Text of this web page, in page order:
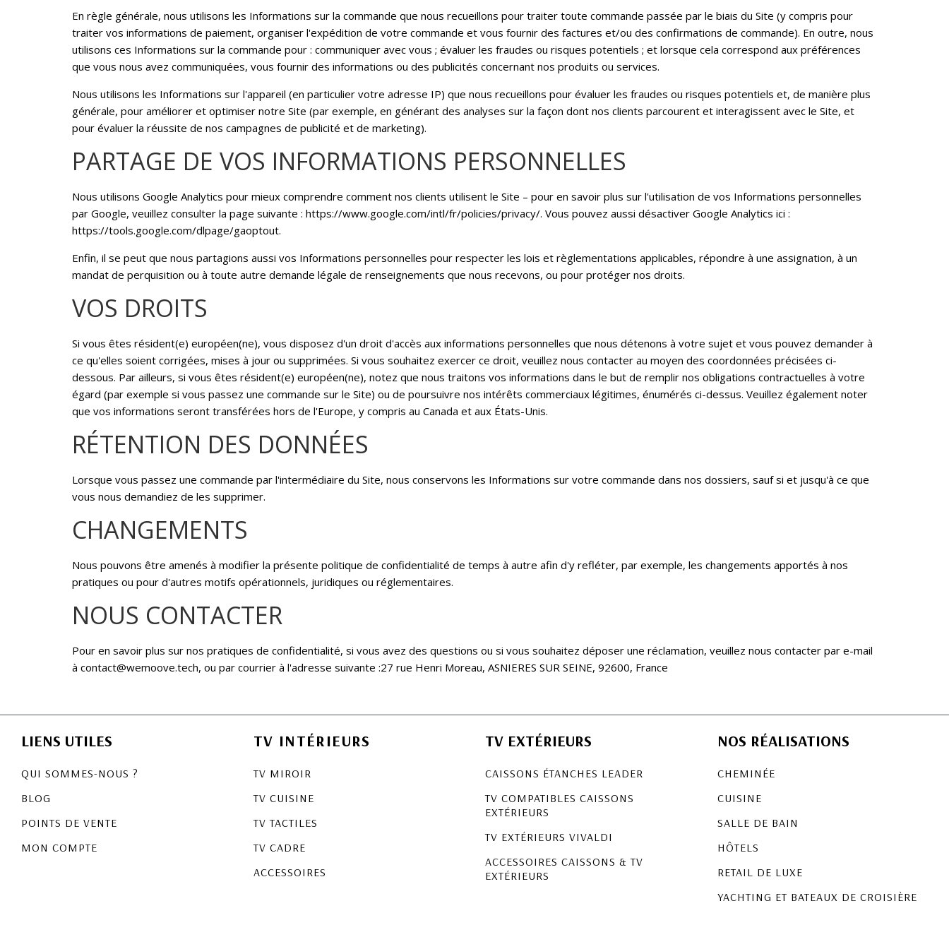
En règle générale, nous utilisons les Informations sur la commande que nous recueillons pour traiter toute commande passée par le biais du Site (y compris pour
traiter vos informations de paiement, organiser l'expédition de votre commande et vous fournir des factures et/ou des confirmations de commande). En outre, nous
utilisons ces Informations sur la commande pour : communiquer avec vous ; évaluer les fraudes ou risques potentiels ; et lorsque cela correspond aux préférences
que vous nous avez communiquées, vous fournir des informations ou des publicités concernant nos produits ou services.
Nous utilisons les Informations sur l'appareil (en particulier votre adresse IP) que nous recueillons pour évaluer les fraudes ou risques potentiels et, de manière plus
générale, pour améliorer et optimiser notre Site (par exemple, en générant des analyses sur la façon dont nos clients parcourent et interagissent avec le Site, et
pour évaluer la réussite de nos campagnes de publicité et de marketing).
PARTAGE DE VOS INFORMATIONS PERSONNELLES
Nous utilisons Google Analytics pour mieux comprendre comment nos clients utilisent le Site – pour en savoir plus sur l'utilisation de vos Informations personnelles
par Google, veuillez consulter la page suivante : https://www.google.com/intl/fr/policies/privacy/. Vous pouvez aussi désactiver Google Analytics ici :
https://tools.google.com/dlpage/gaoptout.
Enfin, il se peut que nous partagions aussi vos Informations personnelles pour respecter les lois et règlementations applicables, répondre à une assignation, à un
mandat de perquisition ou à toute autre demande légale de renseignements que nous recevons, ou pour protéger nos droits.
VOS DROITS
Si vous êtes résident(e) européen(ne), vous disposez d'un droit d'accès aux informations personnelles que nous détenons à votre sujet et vous pouvez demander à
ce qu'elles soient corrigées, mises à jour ou supprimées. Si vous souhaitez exercer ce droit, veuillez nous contacter au moyen des coordonnées précisées ci-
dessous. Par ailleurs, si vous êtes résident(e) européen(ne), notez que nous traitons vos informations dans le but de remplir nos obligations contractuelles à votre
égard (par exemple si vous passez une commande sur le Site) ou de poursuivre nos intérêts commerciaux légitimes, énumérés ci-dessus. Veuillez également noter
que vos informations seront transférées hors de l'Europe, y compris au Canada et aux États-Unis.
RÉTENTION DES DONNÉES
Lorsque vous passez une commande par l'intermédiaire du Site, nous conservons les Informations sur votre commande dans nos dossiers, sauf si et jusqu'à ce que
vous nous demandiez de les supprimer.
CHANGEMENTS
Nous pouvons être amenés à modifier la présente politique de confidentialité de temps à autre afin d'y refléter, par exemple, les changements apportés à nos
pratiques ou pour d'autres motifs opérationnels, juridiques ou réglementaires.
NOUS CONTACTER
Pour en savoir plus sur nos pratiques de confidentialité, si vous avez des questions ou si vous souhaitez déposer une réclamation, veuillez nous contacter par e-mail
à contact@wemoove.tech, ou par courrier à l'adresse suivante :27 rue Henri Moreau, ASNIERES SUR SEINE, 92600, France
LIENS UTILES
QUI SOMMES-NOUS ?
BLOG
POINTS DE VENTE
MON COMPTE
TV INTÉRIEURS
TV MIROIR
TV CUISINE
TV TACTILES
TV CADRE
ACCESSOIRES
TV EXTÉRIEURS
CAISSONS ÉTANCHES LEADER
TV COMPATIBLES CAISSONS
EXTÉRIEURS
TV EXTÉRIEURS VIVALDI
ACCESSOIRES CAISSONS & TV
EXTÉRIEURS
NOS RÉALISATIONS
CHEMINÉE
CUISINE
SALLE DE BAIN
HÔTELS
RETAIL DE LUXE
YACHTING ET BATEAUX DE CROISIÈRE